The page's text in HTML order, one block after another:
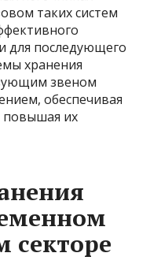
таких систем
для последующего
хранения
звеном
обеспечивая
повышая их
секторе